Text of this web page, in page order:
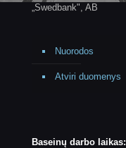
„Swedbank", AB
Nuorodos
Atviri duomenys
Baseinų darbo laikas: